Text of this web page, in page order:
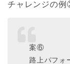
チャレンジの
案⑥
路上パフォ